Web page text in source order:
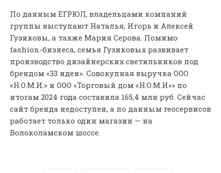
По данным ЕГРЮЛ, владельцами компаний
группы выступают Наталья, Игорь и Алексей
Гузиковы, а также Мария Серова. Помимо
fashion-бизнеса, семья Гузиковых развивает
производство дизайнерских светильников под
брендом «33 идеи». Совокупная выручка ООО
«Н.О.М.И.» и ООО «Торговый дом «Н.О.М.И»» по
итогам 2024 года составила 165,4 млн руб. Сейчас
сайт бренда недоступен, а по данным геосервисов
работает только один магазин — на
Волоколамском шоссе.